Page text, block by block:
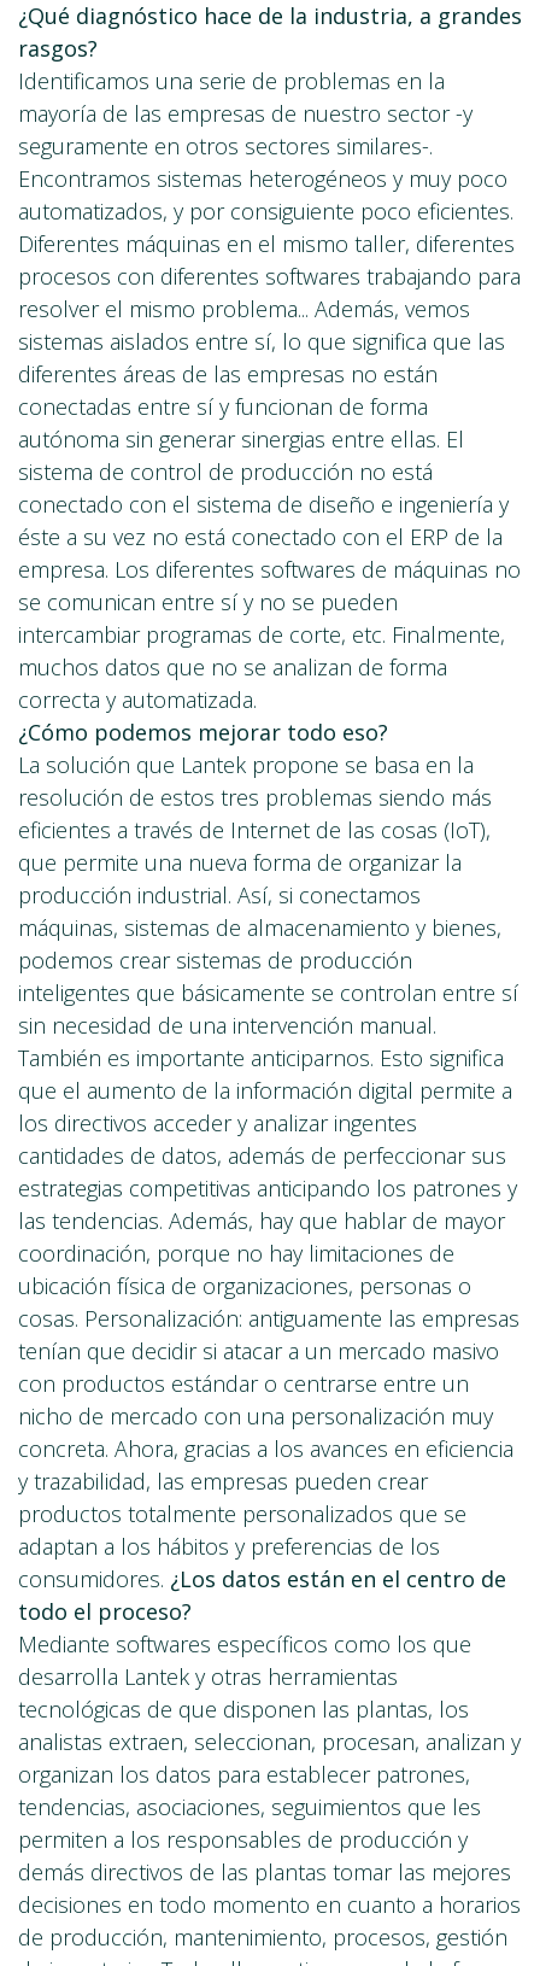
¿Qué diagnóstico hace de la industria, a grandes
rasgos?
Identificamos una serie de problemas en la
mayoría de las empresas de nuestro sector -y
seguramente en otros sectores similares-.
Encontramos sistemas heterogéneos y muy poco
automatizados, y por consiguiente poco eficientes.
Diferentes máquinas en el mismo taller, diferentes
procesos con diferentes softwares trabajando para
resolver el mismo problema... Además, vemos
sistemas aislados entre sí, lo que significa que las
diferentes áreas de las empresas no están
conectadas entre sí y funcionan de forma
autónoma sin generar sinergias entre ellas. El
sistema de control de producción no está
conectado con el sistema de diseño e ingeniería y
éste a su vez no está conectado con el ERP de la
empresa. Los diferentes softwares de máquinas no
se comunican entre sí y no se pueden
intercambiar programas de corte, etc. Finalmente,
muchos datos que no se analizan de forma
correcta y automatizada.
¿Cómo podemos mejorar todo eso?
La solución que Lantek propone se basa en la
resolución de estos tres problemas siendo más
eficientes a través de Internet de las cosas (IoT),
que permite una nueva forma de organizar la
producción industrial. Así, si conectamos
máquinas, sistemas de almacenamiento y bienes,
podemos crear sistemas de producción
inteligentes que básicamente se controlan entre sí
sin necesidad de una intervención manual.
También es importante anticiparnos. Esto significa
que el aumento de la información digital permite a
los directivos acceder y analizar ingentes
cantidades de datos, además de perfeccionar sus
estrategias competitivas anticipando los patrones y
las tendencias. Además, hay que hablar de mayor
coordinación, porque no hay limitaciones de
ubicación física de organizaciones, personas o
cosas. Personalización: antiguamente las empresas
tenían que decidir si atacar a un mercado masivo
con productos estándar o centrarse entre un
nicho de mercado con una personalización muy
concreta. Ahora, gracias a los avances en eficiencia
y trazabilidad, las empresas pueden crear
productos totalmente personalizados que se
adaptan a los hábitos y preferencias de los
consumidores. ¿Los datos están en el centro de
todo el proceso?
Mediante softwares específicos como los que
desarrolla Lantek y otras herramientas
tecnológicas de que disponen las plantas, los
analistas extraen, seleccionan, procesan, analizan y
organizan los datos para establecer patrones,
tendencias, asociaciones, seguimientos que les
permiten a los responsables de producción y
demás directivos de las plantas tomar las mejores
decisiones en todo momento en cuanto a horarios
de producción, mantenimiento, procesos, gestión